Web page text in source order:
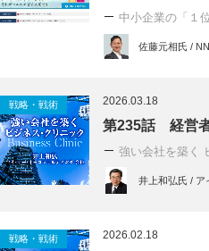
中小企業の「１
佐藤元相氏 /
戦略・戦術 2026.03.18
第235話 経営
強い会社を築く
井上和弘氏 / ア
戦略・戦術 2026.02.18